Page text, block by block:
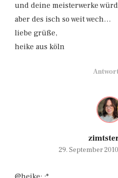
und deine meisterwerke
aber des isch so weit wech…
liebe grüße,
heike aus köln
29. September